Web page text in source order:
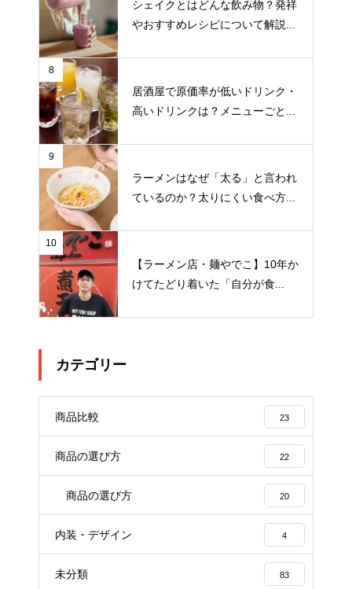
シェイクとはどんな飲み物？発祥
やおすすめレシピについて解説...
8
居酒屋で原価率が低いドリンク・
高いドリンクは？メニューごと...
9
ラーメンはなぜ「太る」と言われ
ているのか？太りにくい食べ方...
10
【ラーメン店・麺やでこ】10年か
けてたどり着いた「自分が食...
カテゴリー
商品比較 23
商品の選び方 22
商品の選び方 20
内装・デザイン 4
未分類 83